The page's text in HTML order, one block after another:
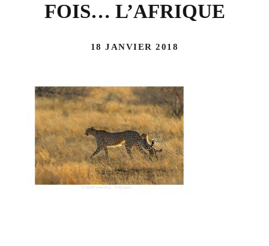
FOIS… L’AFRIQUE
18 JANVIER 2018